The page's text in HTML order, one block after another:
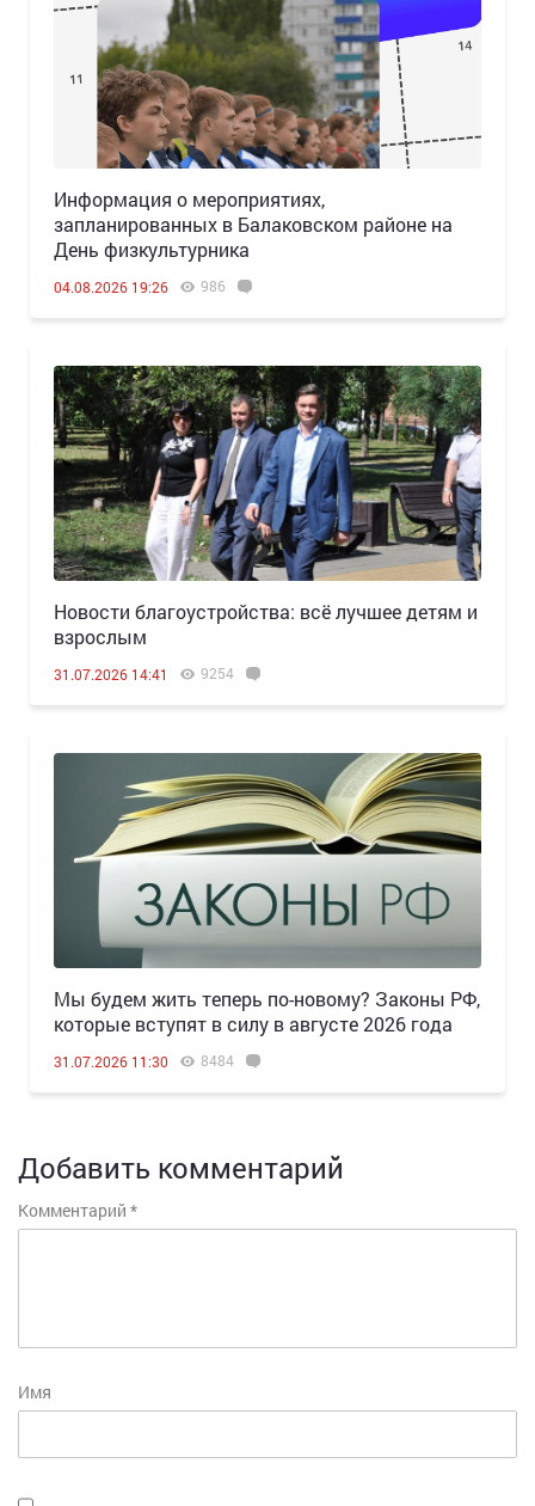
Информация о мероприятиях,
запланированных в Балаковском районе на
День физкультурника
04.08.2026 19:26 986
Новости благоустройства: всё лучшее детям и
взрослым
31.07.2026 14:41 9254
Мы будем жить теперь по-новому? Законы РФ,
которые вступят в силу в августе 2026 года
31.07.2026 11:30 8484
Добавить комментарий
Комментарий *
Имя